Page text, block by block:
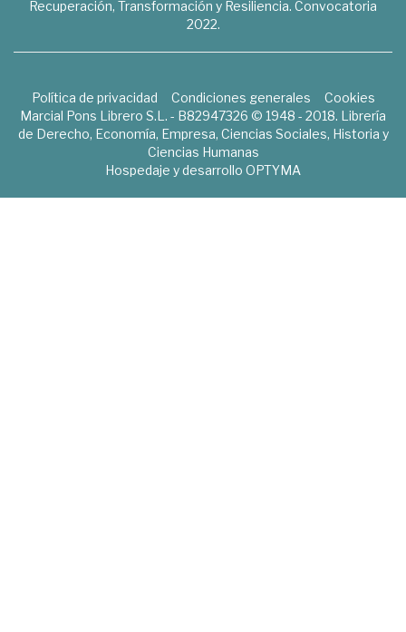
Recuperación, Transformación y Resiliencia. Convocatoria
2022.
Política de privacidad Condiciones generales
Cookies
Marcial Pons Librero S.L. - B82947326 © 1948 - 2018. Librería
de Derecho, Economía, Empresa, Ciencias Sociales, Historia y
Ciencias Humanas
Hospedaje y desarrollo OPTYMA